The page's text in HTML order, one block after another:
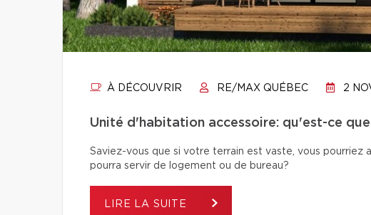
À DÉCOUVRIR RE/MAX QUÉBEC 2
Unité d'habitation accessoire: qu'est-ce que
Saviez-vous que si votre terrain est vaste, vous pourriez
pourra servir de logement ou de bureau?
LIRE LA SUITE